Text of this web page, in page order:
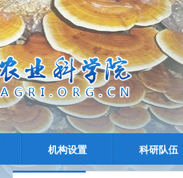
机构设置 科研队伍